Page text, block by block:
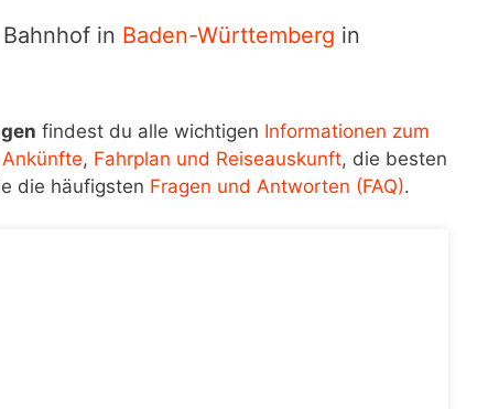
in Baden-Württemberg in
findest du alle wichtigen Informationen zum
, Fahrplan und Reiseauskunft, die besten
die häufigsten Fragen und Antworten (FAQ).